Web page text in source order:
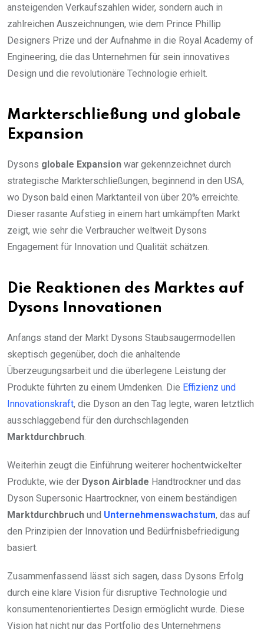
ansteigenden Verkaufszahlen wider, sondern auch in
zahlreichen Auszeichnungen, wie dem Prince Phillip
Designers Prize und der Aufnahme in die Royal Academy of
Engineering, die das Unternehmen für sein innovatives
Design und die revolutionäre Technologie erhielt.
Markterschließung und globale
Expansion
Dysons globale Expansion war gekennzeichnet durch
strategische Markterschließungen, beginnend in den USA,
wo Dyson bald einen Marktanteil von über 20% erreichte.
Dieser rasante Aufstieg in einem hart umkämpften Markt
zeigt, wie sehr die Verbraucher weltweit Dysons
Engagement für Innovation und Qualität schätzen.
Die Reaktionen des Marktes auf
Dysons Innovationen
Anfangs stand der Markt Dysons Staubsaugermodellen
skeptisch gegenüber, doch die anhaltende
Überzeugungsarbeit und die überlegene Leistung der
Produkte führten zu einem Umdenken. Die Effizienz und
Innovationskraft, die Dyson an den Tag legte, waren letztlich
ausschlaggebend für den durchschlagenden
Marktdurchbruch.
Weiterhin zeugt die Einführung weiterer hochentwickelter
Produkte, wie der Dyson Airblade Handtrockner und das
Dyson Supersonic Haartrockner, von einem beständigen
Marktdurchbruch und Unternehmenswachstum, das auf
den Prinzipien der Innovation und Bedürfnisbefriedigung
basiert.
Zusammenfassend lässt sich sagen, dass Dysons Erfolg
durch eine klare Vision für disruptive Technologie und
konsumentenorientiertes Design ermöglicht wurde. Diese
Vision hat nicht nur das Portfolio des Unternehmens